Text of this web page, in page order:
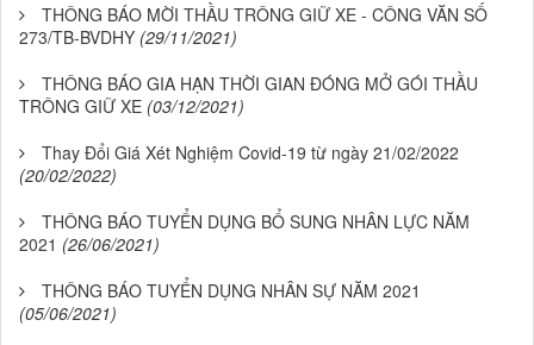
THÔNG BÁO MỜI THẦU TRÔNG GIỮ XE - CÔNG VĂN SỐ
273/TB-BVDHY (29/11/2021)
THÔNG BÁO GIA HẠN THỜI GIAN ĐÓNG MỞ GÓI THẦU
TRÔNG GIỮ XE (03/12/2021)
Thay Đổi Giá Xét Nghiệm Covid-19 từ ngày 21/02/2022
(20/02/2022)
THÔNG BÁO TUYỂN DỤNG BỔ SUNG NHÂN LỰC NĂM
2021 (26/06/2021)
THÔNG BÁO TUYỂN DỤNG NHÂN SỰ NĂM 2021
(05/06/2021)